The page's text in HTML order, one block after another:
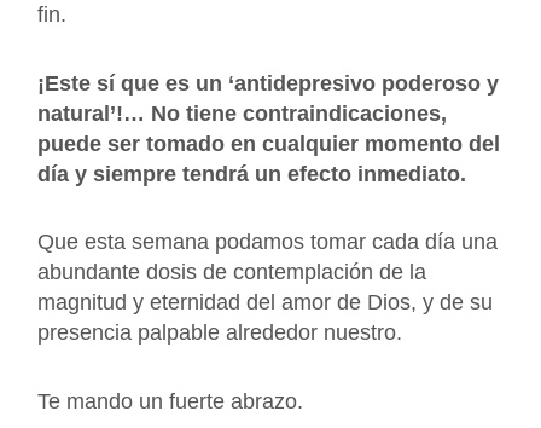
fin.
¡Este sí que es un ‘antidepresivo poderoso y
natural’!… No tiene contraindicaciones,
puede ser tomado en cualquier momento del
día y siempre tendrá un efecto inmediato.
Que esta semana podamos tomar cada día una
abundante dosis de contemplación de la
magnitud y eternidad del amor de Dios, y de su
presencia palpable alrededor nuestro.
Te mando un fuerte abrazo.